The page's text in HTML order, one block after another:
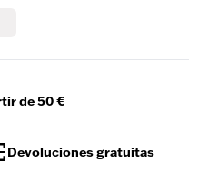
de 50 €
Devoluciones gratuitas